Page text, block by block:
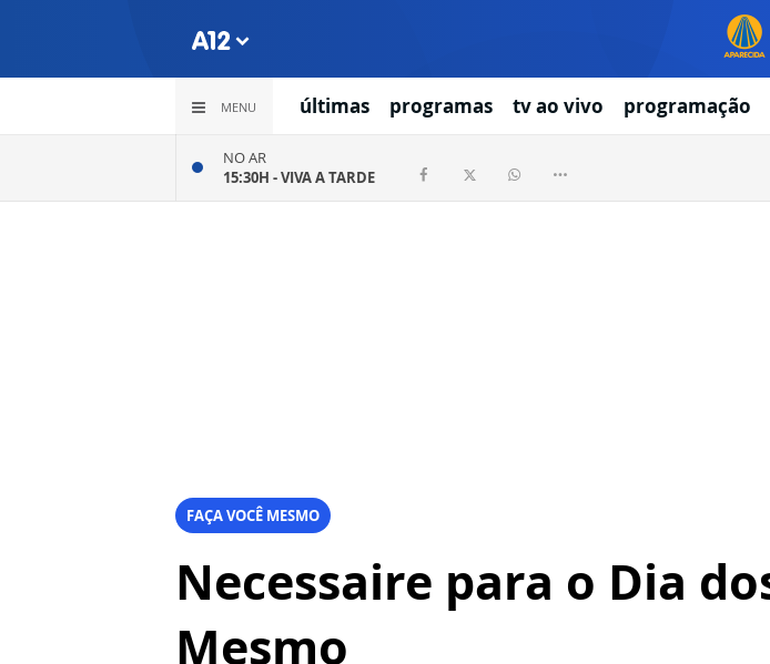
MENU últimas programas tv ao vivo programação
NO AR
15:30H -VIVA A TARDE
FAÇA VOCÊ MESMO
Necessaire para o Dia
Mesmo